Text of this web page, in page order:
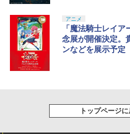
アニメ
「魔法騎士レイ
念展が開催決定。
ンなどを展示予定
トップページ